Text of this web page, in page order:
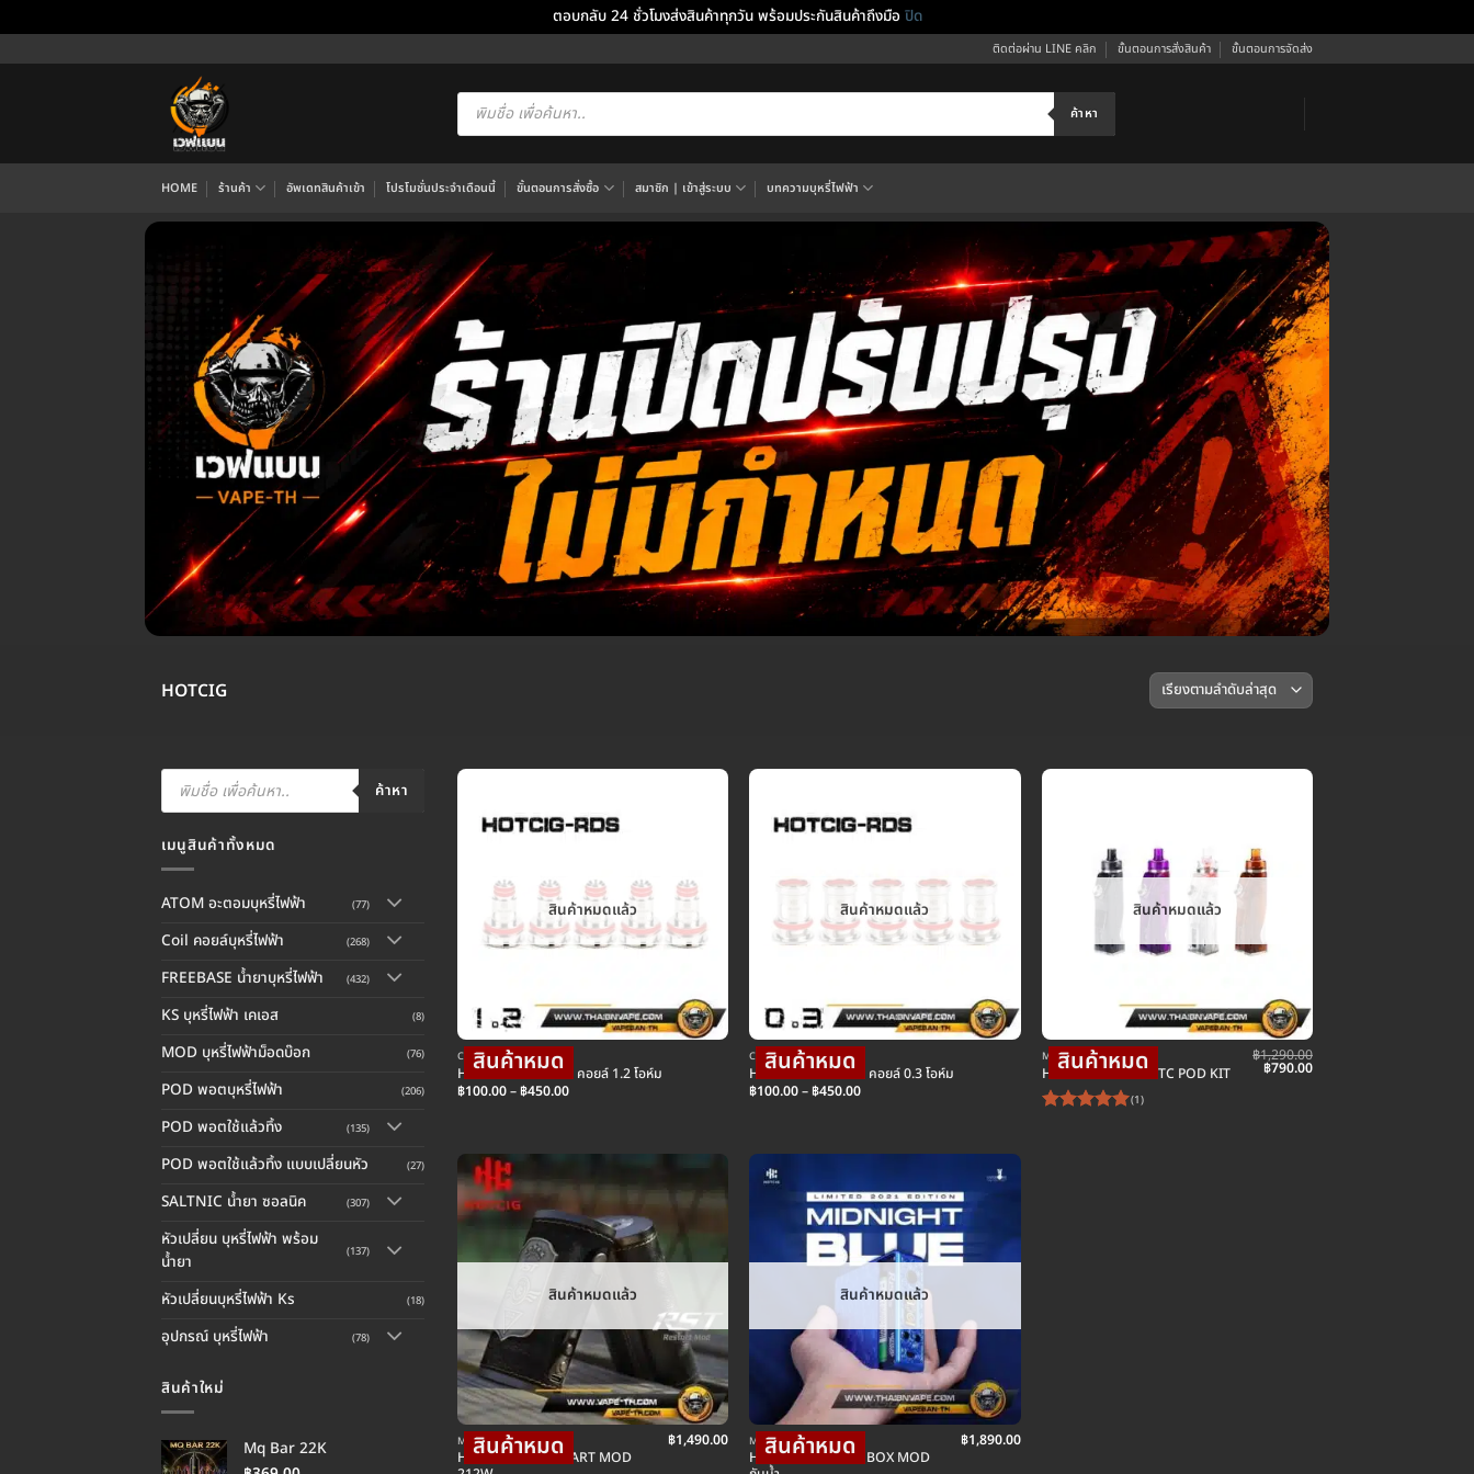
ตอบกลับ 24 ชั่วโมงส่งสินค้าทุกวัน พร้อมประกันสินค้าถึงมือ ปิด
ไป
ติดต่อผ่าน LINE คลิก ขั้นตอนการสั่งสินค้า ขั้นตอนการจัดส่ง
Products
search ค้าหา
HOME ร้านค้า อัพเดทสินค้าเข้า โปรโมชั่นประจำเดือนนี้ ขั้นตอนการสั่งซื้อ สมาชิก | เข้าสู่ระบบ บทความบุหรี่ไฟฟ้า
HOTCIG
Products
search ค้าหา
เมนูสินค้าทั้งหมด
ATOM อะตอมบุหรี่ไฟฟ้า (77)
Coil คอยล์บุหรี่ไฟฟ้า (268)
FREEBASE น้ำยาบุหรี่ไฟฟ้า (432)
KS บุหรี่ไฟฟ้า เคเอส (8)
MOD บุหรี่ไฟฟ้าม็อดบ๊อก (76)
POD พอตบุหรี่ไฟฟ้า (206)
POD พอตใช้แล้วทิ้ง (135)
POD พอตใช้แล้วทิ้ง แบบเปลี่ยนหัว (27)
SALTNIC น้ำยา ซอลนิค (307)
หัวเปลี่ยน บุหรี่ไฟฟ้า พร้อม
น้ำยา
(137)
หัวเปลี่ยนบุหรี่ไฟฟ้า Ks (18)
อุปกรณ์ บุหรี่ไฟฟ้า (78)
สินค้าใหม่
Mq Bar 22K
สินค้าหมดแล้ว
COIL คอยล์บุหรี่ไฟฟ้า
HOTCIG RDS COIL คอยล์ 1.2 โอห์ม
฿100.00–฿450.00Price
สินค้าหมดแล้ว
COIL คอยล์บุหรี่ไฟฟ้า
HOTCIG RDS COIL คอยล์ 0.3 โอห์ม
฿100.00–฿450.00Price
สินค้าหมดแล้ว
MOD บุหรี่ไฟฟ้าม็อดบ๊อก
HOTCIG RDS 80W TC POD KIT
(1)
฿1,290.00
Original
price
฿790.00Current
สินค้าหมดแล้ว
MOD บุหรี่ไฟฟ้าม็อดบ๊อก
HOTCIG RST RESTART MOD
฿1,490.00
สินค้าหมดแล้ว
MOD บุหรี่ไฟฟ้าม็อดบ๊อก
HOTCIG R150S TC BOX MOD
฿1,890.00